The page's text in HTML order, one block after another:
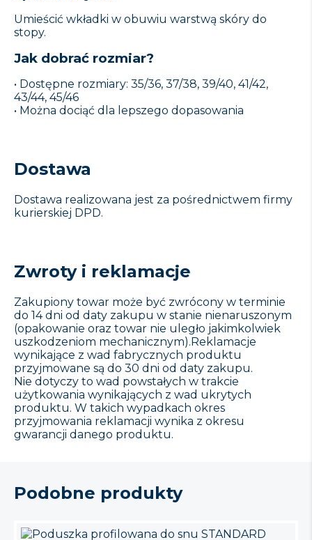
Umieścić wkładki w obuwiu warstwą skóry do
stopy.
Jak dobrać rozmiar?
• Dostępne rozmiary: 35/36, 37/38, 39/40, 41/42,
43/44, 45/46
• Można dociąć dla lepszego dopasowania
Dostawa
Dostawa realizowana jest za pośrednictwem firmy
kurierskiej DPD.
Zwroty i reklamacje
Zakupiony towar może być zwrócony w terminie
do 14 dni od daty zakupu w stanie nienaruszonym
(opakowanie oraz towar nie uległo jakimkolwiek
uszkodzeniom mechanicznym).Reklamacje
wynikające z wad fabrycznych produktu
przyjmowane są do 30 dni od daty zakupu.
Nie dotyczy to wad powstałych w trakcie
użytkowania wynikających z wad ukrytych
produktu. W takich wypadkach okres
przyjmowania reklamacji wynika z okresu
gwarancji danego produktu.
Podobne produkty